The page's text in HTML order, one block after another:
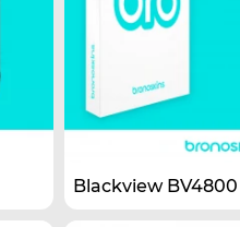
Blackview BV4800